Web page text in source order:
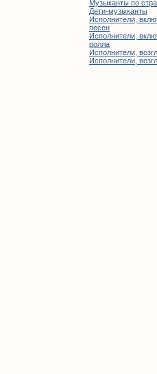
Музыканты по
Дети-музыканты
Исполнители,
песен
Исполнители,
ролла
Исполнители,
Исполнители,